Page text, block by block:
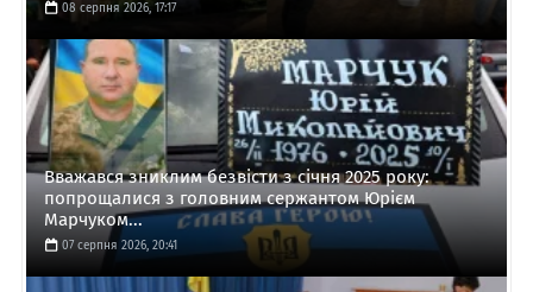
08 серпня 2026, 17:17
Вважався зниклим безвісти з січня 2025 року:
попрощалися з головним сержантом Юрієм
Марчуком...
07 серпня 2026, 20:41